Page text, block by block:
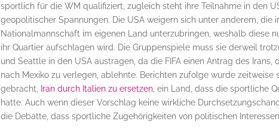
sportlich für die WM qualifiziert, zugleich steht ihre Teilnahme in den
geopolitischer Spannungen. Die USA weigern sich unter anderem, die
Nationalmannschaft im eigenen Land unterzubringen, weshalb diese
ihr Quartier aufschlagen wird. Die Gruppenspiele muss sie derweil
und Seattle in den USA austragen, da die FIFA einen Antrag des Irans,
nach Mexiko zu verlegen, ablehnte. Berichten zufolge wurde zeitweise
gebracht,
Iran durch Italien zu ersetzen, ein Land, dass die sportliche
hatte. Auch wenn dieser Vorschlag keine wirkliche
die Debatte, dass sportliche Zugehörigkeiten von politischen